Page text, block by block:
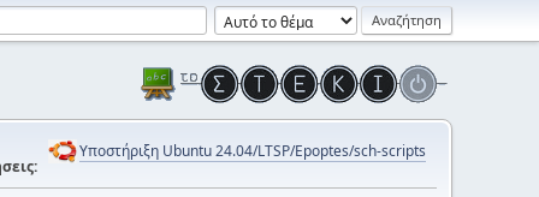
Υποστήριξη Ubuntu 24.04/LTSP/Epoptes/sch-scripts